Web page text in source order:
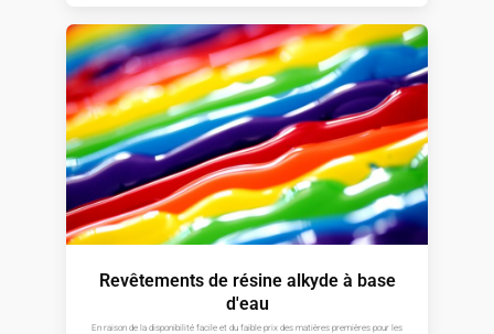
Revêtements de résine alkyde à base
d'eau
En raison de la disponibilité facile et du faible prix des matières premières pour les